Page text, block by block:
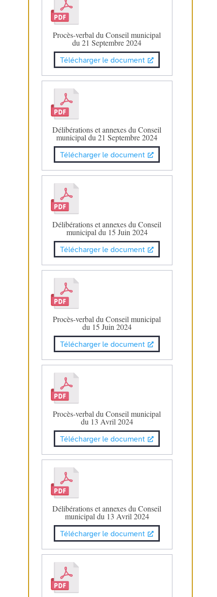
Procès-verbal du Conseil municipal
du 21 Septembre 2024
Télécharger le document
Délibérations et annexes du Conseil
municipal du 21 Septembre 2024
Télécharger le document
Délibérations et annexes du Conseil
municipal du 15 Juin 2024
Télécharger le document
Procès-verbal du Conseil municipal
du 15 Juin 2024
Télécharger le document
Procès-verbal du Conseil municipal
du 13 Avril 2024
Télécharger le document
Délibérations et annexes du Conseil
municipal du 13 Avril 2024
Télécharger le document